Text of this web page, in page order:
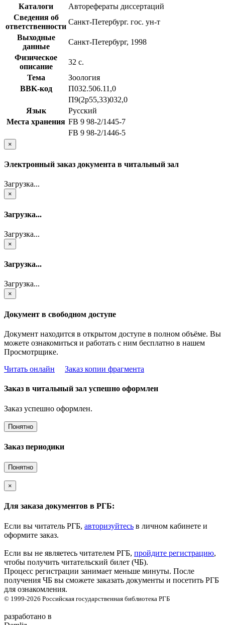
Каталоги
Авторефераты диссертаций
Сведения об
ответственности
Санкт-Петербург. гос. ун-т
Выходные
данные
Санкт-Петербург, 1998
Физическое
описание
32 с.
Тема
Зоология
BBK-код
П032.506.11,0
П9(2р55,33)032,0
Язык
Русский
Места хранения FB 9 98-2/1445-7
FB 9 98-2/1446-5
×
Электронный заказ документа в читальный зал
Загрузка...
×
Загрузка...
Загрузка...
×
Загрузка...
Загрузка...
×
Документ в свободном доступе
Документ находится в открытом доступе в полном объёме. Вы
можете ознакомиться и работать с ним бесплатно в нашем
Просмотрщике.
Читать онлайн
Заказ копии фрагмента
Заказ в читальный зал успешно оформлен
Заказ успешно оформлен.
Понятно
Заказ периодики
Понятно
×
Для заказа документов в РГБ:
Если вы читатель РГБ, авторизуйтесь в личном кабинете и
оформите заказ.
Если вы не являетесь читателем РГБ, пройдите регистрацию,
чтобы получить читательский билет (ЧБ).
Процесс регистрации занимает меньше минуты. После
получения ЧБ вы сможете заказать документы и посетить РГБ
для ознакомления.
© 1999-2026 Российская государственная библиотека РГБ
разработано в